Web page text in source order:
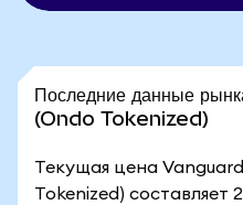
Последние данные
(Ondo Tokenized)
Текущая цена
Tokenized) составляет